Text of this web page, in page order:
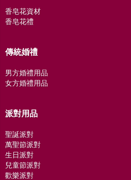
香皂花資材
香皂花禮
傳統婚禮
男方婚禮用品
女方婚禮用品
派對用品
聖誕派對
萬聖節派對
生日派對
兒童節派對
歡樂派對